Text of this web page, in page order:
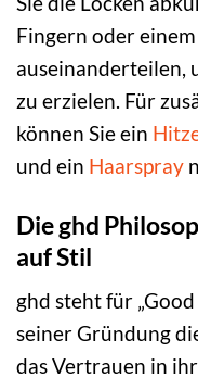
Fingern oder
auseinanderteilen,
zu erzielen. Für
können Sie ein
und ein Haarspray
Die ghd
auf Stil
ghd steht für
seiner Gründung
das Vertrauen in